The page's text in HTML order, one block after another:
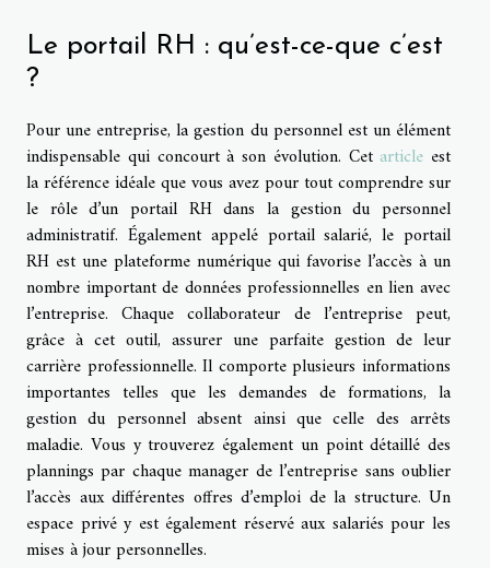
Le portail RH : qu’est-ce-que c’est
?
Pour une entreprise, la gestion du personnel est un élément
indispensable qui concourt à son évolution. Cet article est
la référence idéale que vous avez pour tout comprendre sur
le rôle d’un portail RH dans la gestion du personnel
administratif. Également appelé portail salarié, le portail
RH est une plateforme numérique qui favorise l’accès à un
nombre important de données professionnelles en lien avec
l’entreprise. Chaque collaborateur de l’entreprise peut,
grâce à cet outil, assurer une parfaite gestion de leur
carrière professionnelle. Il comporte plusieurs informations
importantes telles que les demandes de formations, la
gestion du personnel absent ainsi que celle des arrêts
maladie. Vous y trouverez également un point détaillé des
plannings par chaque manager de l’entreprise sans oublier
l’accès aux différentes offres d’emploi de la structure. Un
espace privé y est également réservé aux salariés pour les
mises à jour personnelles.